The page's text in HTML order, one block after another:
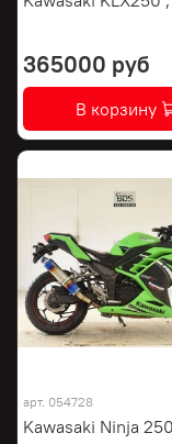
365000 руб
В корзину
арт. 054728
Kawasaki Ninja